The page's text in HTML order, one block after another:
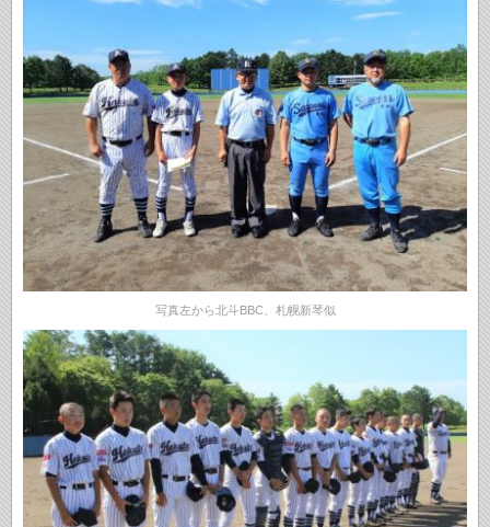
写真左から北斗BBC、札幌新琴似